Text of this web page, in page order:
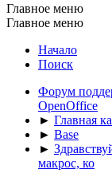
Главное меню
Главное меню
Начало
Поиск
Форум
OpenOffice
► Главная
► Base
►
макрос, ко